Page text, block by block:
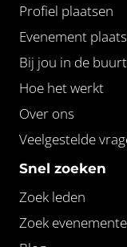
Profiel plaatsen
Evenement
Bij jou in de buurt
Hoe het werkt
Over ons
Veelgestelde
Snel zoeken
Zoek leden
Zoek